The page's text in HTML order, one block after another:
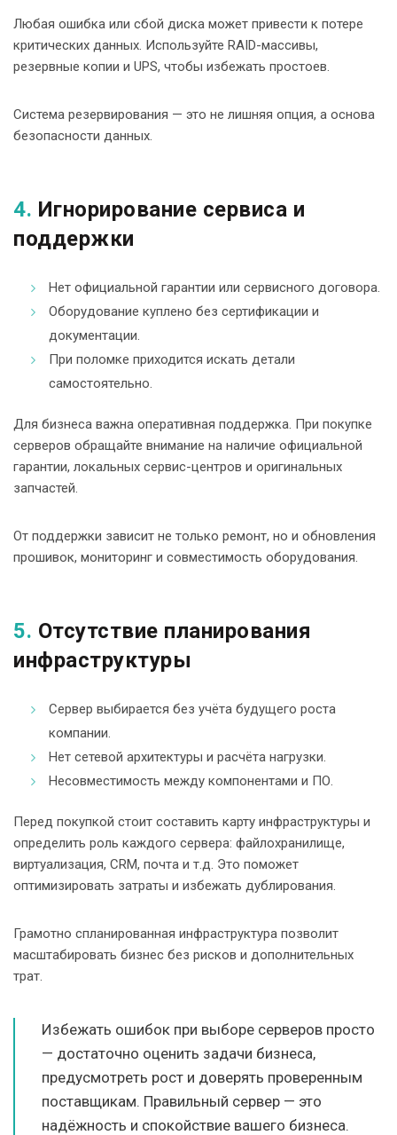
Любая ошибка или сбой диска может привести к потере
критических данных. Используйте RAID-массивы,
резервные копии и UPS, чтобы избежать простоев.
Система резервирования — это не лишняя опция, а основа
безопасности данных.
4. Игнорирование сервиса и
поддержки
Нет официальной гарантии или сервисного договора.
Оборудование куплено без сертификации и
документации.
При поломке приходится искать детали
самостоятельно.
Для бизнеса важна оперативная поддержка. При покупке
серверов обращайте внимание на наличие официальной
гарантии, локальных сервис-центров и оригинальных
запчастей.
От поддержки зависит не только ремонт, но и обновления
прошивок, мониторинг и совместимость оборудования.
5. Отсутствие планирования
инфраструктуры
Сервер выбирается без учёта будущего роста
компании.
Нет сетевой архитектуры и расчёта нагрузки.
Несовместимость между компонентами и ПО.
Перед покупкой стоит составить карту инфраструктуры и
определить роль каждого сервера: файлохранилище,
виртуализация, CRM, почта и т.д. Это поможет
оптимизировать затраты и избежать дублирования.
Грамотно спланированная инфраструктура позволит
масштабировать бизнес без рисков и дополнительных
трат.
Избежать ошибок при выборе серверов просто
— достаточно оценить задачи бизнеса,
предусмотреть рост и доверять проверенным
поставщикам. Правильный сервер — это
надёжность и спокойствие вашего бизнеса.